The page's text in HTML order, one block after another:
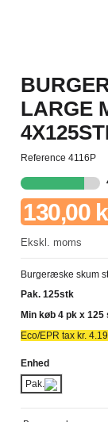
LARGE
Reference 4116P
130,00
Ekskl. moms
Burgeræske skum
Pak. 125stk
Min køb 4 pk x
Eco/EPR tax kr.
Enhed
Pak.